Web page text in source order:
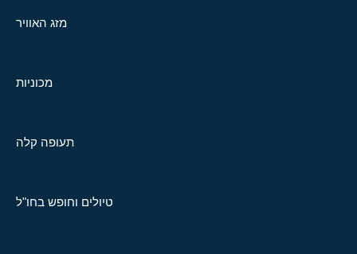
מזג האוויר
מכוניות
תעופה קלה
טיולים וחופש בחו"ל